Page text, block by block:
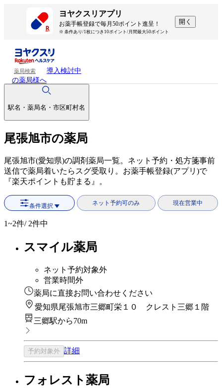
ヨヤクスリアプリ
お薬手帳登録で毎月50ポイント進呈！
※ 条件あり/1枚につき10ポイント/月間最大50ポイント
開く
薬局検索
導入検討中
の薬局様へ
駅名・薬局名・市区町村名
尾張旭市の薬局
尾張旭市(愛知県)の調剤薬局一覧。ネット予約・処方箋事前
送信で薬局着いたらスグ受取り。お薬手帳登録(アプリ)で
『楽天ポイントも貯まる』。
条件選択 ネット予約可のみ 現在営業中
1~2件/ 2件中
スマイル薬局
ネット予約対象外
営業時間外
薬局に直接お問い合わせください
愛知県尾張旭市三郷町栄１０ クレスト三郷１階
三郷駅から70m
予約対象外 詳細
フォレスト薬局